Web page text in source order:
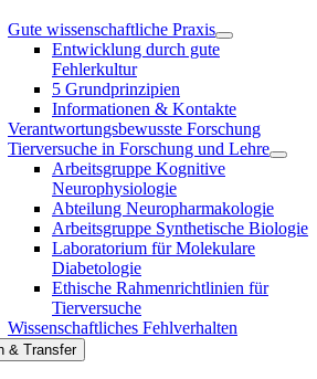
Gute wissenschaftliche Praxis
Entwicklung durch gute
Fehlerkultur
5 Grundprinzipien
Informationen & Kontakte
Verantwortungsbewusste Forschung
Tierversuche in Forschung und Lehre
Arbeitsgruppe Kognitive
Neurophysiologie
Abteilung Neuropharmakologie
Arbeitsgruppe Synthetische Biologie
Laboratorium für Molekulare
Diabetologie
Ethische Rahmenrichtlinien für
Tierversuche
Wissenschaftliches Fehlverhalten
& Transfer